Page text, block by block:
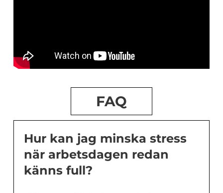
FAQ
Hur kan jag minska stress
när arbetsdagen redan
känns full?